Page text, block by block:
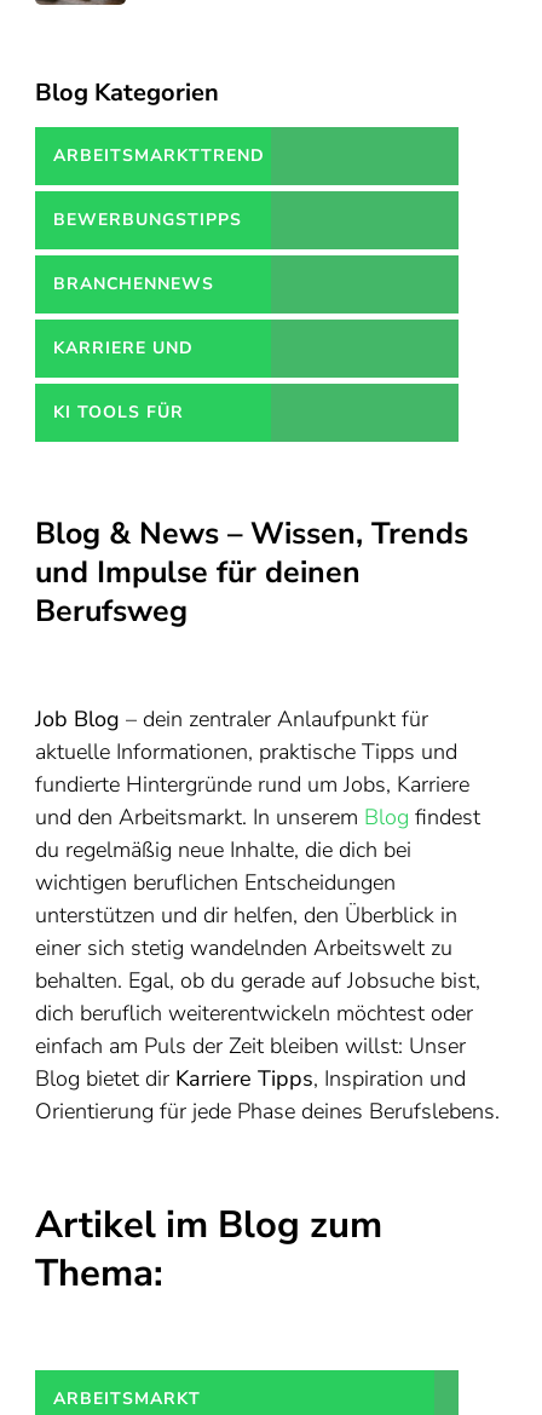
Blog Kategorien
ARBEITSMARKTTREND
BEWERBUNGSTIPPS
BRANCHENNEWS
KARRIERE UND
WEITERBILDUNGEN
KI TOOLS FÜR
Blog & News – Wissen, Trends
und Impulse für deinen
Berufsweg
Job Blog – dein zentraler Anlaufpunkt für
aktuelle Informationen, praktische Tipps und
fundierte Hintergründe rund um Jobs, Karriere
und den Arbeitsmarkt. In unserem Blog findest
du regelmäßig neue Inhalte, die dich bei
wichtigen beruflichen Entscheidungen
unterstützen und dir helfen, den Überblick in
einer sich stetig wandelnden Arbeitswelt zu
behalten. Egal, ob du gerade auf Jobsuche bist,
dich beruflich weiterentwickeln möchtest oder
einfach am Puls der Zeit bleiben willst: Unser
Blog bietet dir Karriere Tipps, Inspiration und
Orientierung für jede Phase deines Berufslebens.
Artikel im Blog zum
Thema:
ARBEITSMARKT